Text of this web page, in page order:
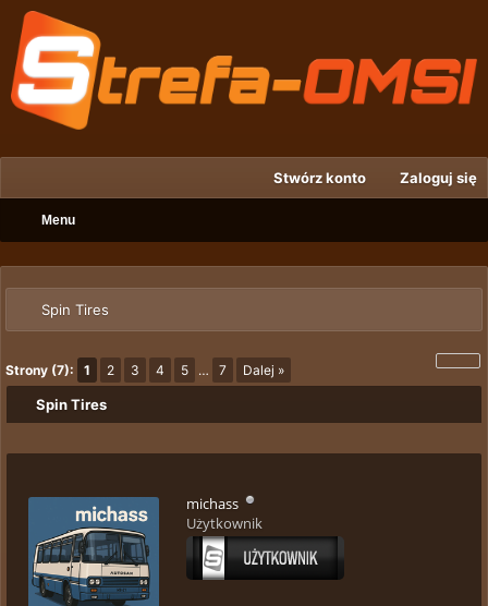
Stwórz konto Zaloguj się
Menu
Spin Tires
Strony (7): 1 2 3 4 5 … 7 Dalej »
Spin Tires
michass
Użytkownik